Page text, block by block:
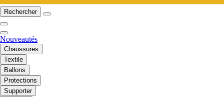
Rechercher
Nouveautés
Chaussures
Textile
Ballons
Protections
Supporter